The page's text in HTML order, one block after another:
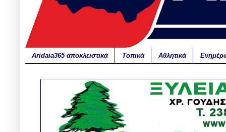
Aridaia365 αποκλειστικά Τοπικά Αθλητικά